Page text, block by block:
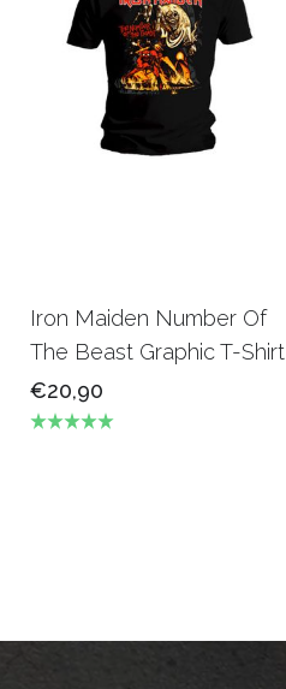
Iron Maiden Number Of
The Beast Graphic T-Shirt
€20,90